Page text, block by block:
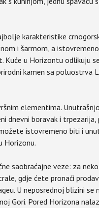
karakteristike
i šarmom, a
Kuće u Horizontu odlikuju
kamen sa poluostrva
elementima.
dnevni boravak i
istovremeno biti i
Horizonu.
saobraćajne veze: za
gdje ćete pronaći
U neposrednoj blizini
Gori. Pored Horizona